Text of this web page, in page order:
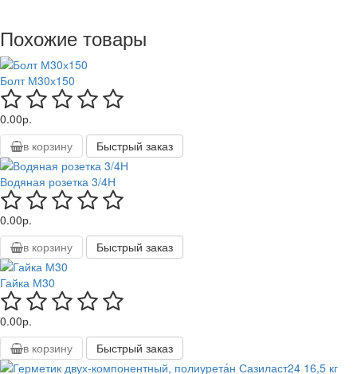
Похожие товары
Болт М30х150
0.00р.
в корзину
Быстрый заказ
Водяная розетка 3/4Н
0.00р.
в корзину
Быстрый заказ
Гайка М30
0.00р.
в корзину
Быстрый заказ